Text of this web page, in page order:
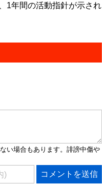
1年間の活動指針が示され